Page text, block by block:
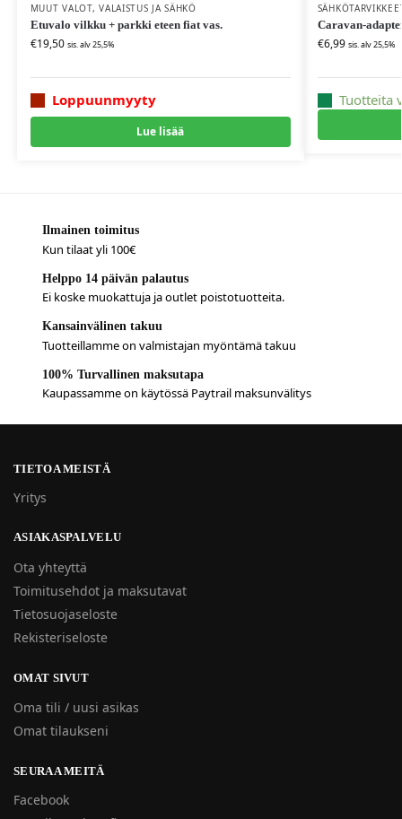
MUUT VALOT,VALAISTUS JA SÄHKÖ
Etuvalo vilkku + parkki eteen fiat vas.
€19,50 sis. alv 25,5%
Loppuunmyyty
Lue lisää
Caravan-
€6,99 sis. alv 25,5%
Tuotteita
Ilmainen toimitus
Kun tilaat yli 100€
Helppo 14 päivän palautus
Ei koske muokattuja ja outlet poistotuotteita.
Kansainvälinen takuu
Tuotteillamme on valmistajan myöntämä takuu
100% Turvallinen maksutapa
Kaupassamme on käytössä Paytrail maksunvälitys
TIETOA MEISTÄ
Yritys
ASIAKASPALVELU
Ota yhteyttä
Toimitusehdot ja maksutavat
Tietosuojaseloste
Rekisteriseloste
OMAT SIVUT
Oma tili / uusi asikas
Omat tilaukseni
SEURAA MEITÄ
Facebook